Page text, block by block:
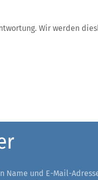
Wir werden
Name und E-Mail-